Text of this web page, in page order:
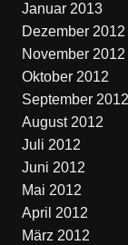
Januar 2013
Dezember 2012
November 2012
Oktober 2012
September 2012
August 2012
Juli 2012
Juni 2012
Mai 2012
April 2012
März 2012